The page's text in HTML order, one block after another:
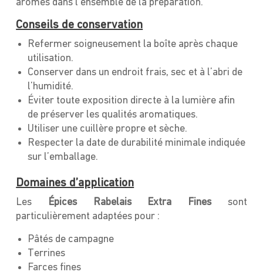
arômes dans l’ensemble de la préparation.
Conseils de conservation
Refermer soigneusement la boîte après chaque
utilisation.
Conserver dans un endroit frais, sec et à l’abri de
l’humidité.
Éviter toute exposition directe à la lumière afin
de préserver les qualités aromatiques.
Utiliser une cuillère propre et sèche.
Respecter la date de durabilité minimale indiquée
sur l’emballage.
Domaines d’application
Les Épices Rabelais Extra Finessont
particulièrement adaptées pour :
Pâtés de campagne
Terrines
Farces fines